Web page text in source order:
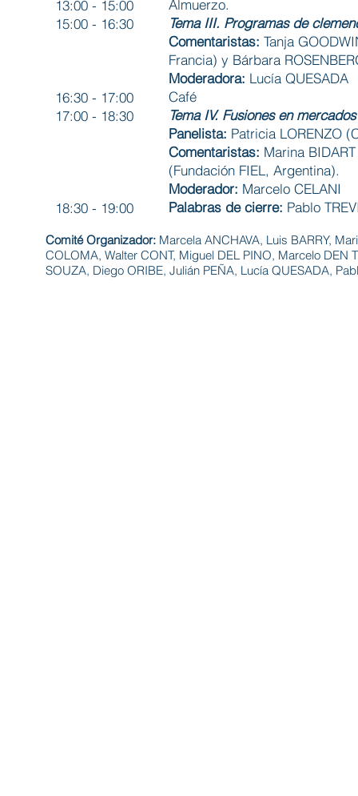
13:00 - 15:00
15:00 - 16:30
16:30 - 17:00
17:00 - 18:30
18:30 - 19:00
Almuerzo.
Tema III. Programas de
Comentaristas: Tanja
Francia) y Bárbara
Moderadora: Lucía QUESADA
Café
Tema IV. Fusiones en
Panelista: Patricia LORENZO
Comentaristas: Marina
(Fundación FIEL, Argentina).
Moderador: Marcelo CELANI
Palabras de cierre: Pablo
Comité Organizador: Marcela ANCHAVA, Luis BARRY,
COLOMA, Walter CONT, Miguel DEL PINO, Marcelo
SOUZA, Diego ORIBE, Julián PEÑA, Lucía QUESADA,